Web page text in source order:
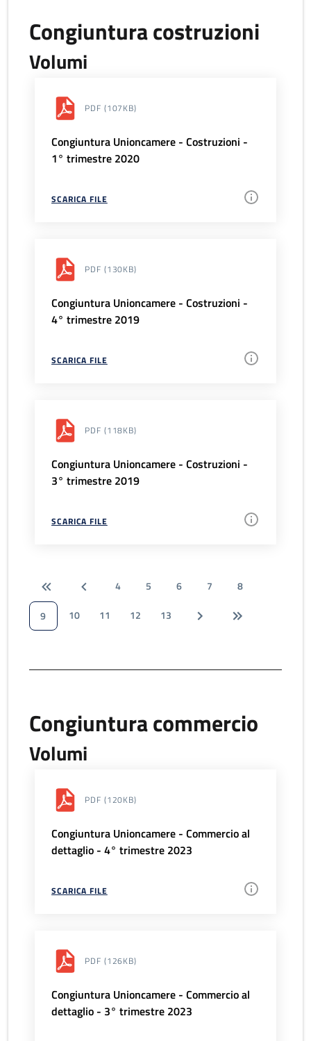
Congiuntura costruzioni
Volumi
PDF (107KB)
Congiuntura Unioncamere - Costruzioni -
1° trimestre 2020
SCARICA FILE
PDF (130KB)
Congiuntura Unioncamere - Costruzioni -
4° trimestre 2019
SCARICA FILE
PDF (118KB)
Congiuntura Unioncamere - Costruzioni -
3° trimestre 2019
SCARICA FILE
4 5 6 7
8
9
10 11 12 13
Congiuntura commercio
Volumi
PDF (120KB)
Congiuntura Unioncamere - Commercio al
dettaglio - 4° trimestre 2023
SCARICA FILE
PDF (126KB)
Congiuntura Unioncamere - Commercio al
dettaglio - 3° trimestre 2023